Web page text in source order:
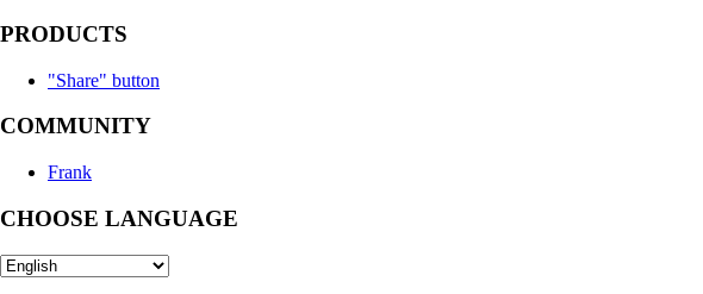
PRODUCTS
"Share" button
COMMUNITY
Frank
CHOOSE LANGUAGE